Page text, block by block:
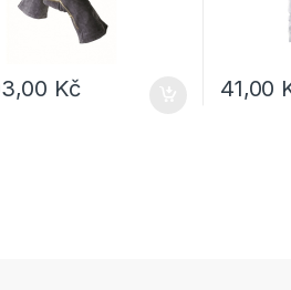
lze vybrat na stránce produktu
Kč 41,00
Tento